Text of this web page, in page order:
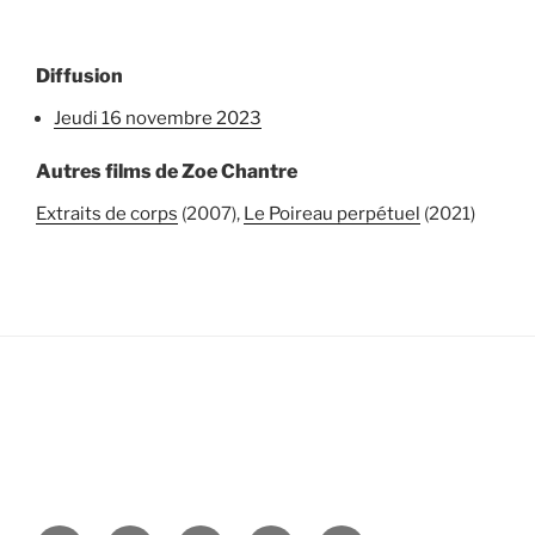
Diffusion
jeudi 16 novembre 2023
Autres films de Zoe Chantre
Extraits de corps (2007), Le Poireau perpétuel (2021)